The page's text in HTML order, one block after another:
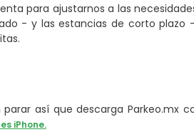
para ajustarnos a las
- y las estancias de corto
así que descarga
iPhone.